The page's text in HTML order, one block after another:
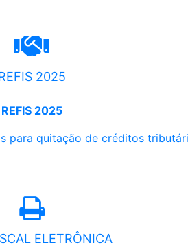
2025
REFIS 2025
para quitação de créditos
ELETRÔNICA